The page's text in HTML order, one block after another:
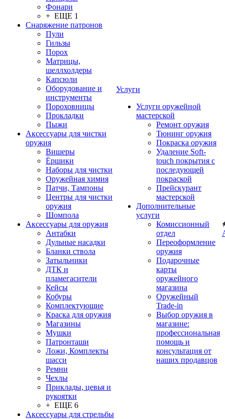
Фонари
+ ЕЩЕ 1
Снаряжение патронов
Пули
Гильзы
Порох
Матрицы,
шеллхолдеры
Капсюли
Оборудование и
инструменты
Пороховницы
Прокладки
Пыжи
Аксессуары для чистки
оружия
Вишеры
Ёршики
Наборы для чистки
Оружейная химия
Патчи, Тампоны
Центры для чистки
оружия
Шомпола
Аксессуары для оружия
Антабки
Дульные насадки
Бланки ствола
Затыльники
ДТК и
пламегасители
Кейсы
Кобуры
Комплектующие
Краска для оружия
Магазины
Мушки
Патронташи
Ложи, Комплекты
шасси
Ремни
Чехлы
Приклады, цевья и
рукоятки
+ ЕЩЕ 6
Аксессуары для стрельбы
Услуги
Услуги оружейной
мастерской
Ремонт оружия
Тюнинг оружия
Покраска оружия
Удаление Soft-
touch покрытия с
последующей
покраской
Прейскурант
мастерской
Дополнительные
услуги
Комиссионный
отдел
Переоформление
оружия
Подарочные
карты
оружейного
магазина
Оружейный
Trade-in
Выбор оружия в
магазине:
профессиональная
помощь и
консультация от
наших продавцов